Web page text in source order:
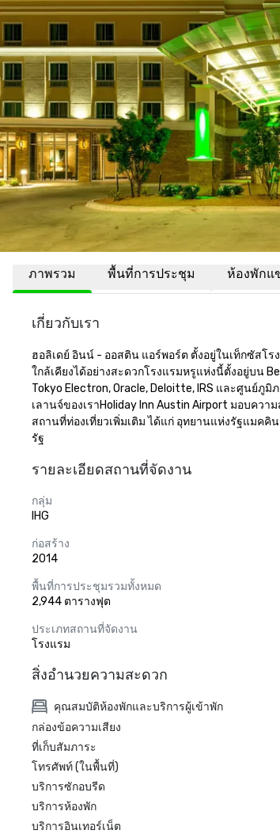
ภาพรวม พื้นที่การประชุม ห้องพักแ
เกี่ยวกับเรา
ฮอลิเดย์ อินน์ - ออสติน แอร์พอร์ต ตั้งอยู่ในเท็กซัสโ
ใกล้เคียงได้อย่างสะดวกโรงแรมหรูแห่งนี้ตั้งอยู่บน
Tokyo Electron, Oracle, Deloitte, IRS และศูนย์ภู
เลานจ์ของเราHoliday Inn Austin Airport มอบค
สถานที่ท่องเที่ยวเพิ่มเติม ได้แก่ อุทยานแห่งรัฐแม
รัฐ
รายละเอียดสถานที่จัดงาน
กลุ่ม
IHG
ก่อสร้าง
2014
พื้นที่การประชุมรวมทั้งหมด
2,944 ตารางฟุต
ประเภทสถานที่จัดงาน
โรงแรม
สิ่งอำนวยความสะดวก
คุณสมบัติห้องพักและบริการผู้เข้าพัก
กล่องข้อความเสียง
ที่เก็บสัมภาระ
โทรศัพท์ (ในพื้นที่)
บริการซักอบรีด
บริการห้องพัก
บริการอินเทอร์เน็ต